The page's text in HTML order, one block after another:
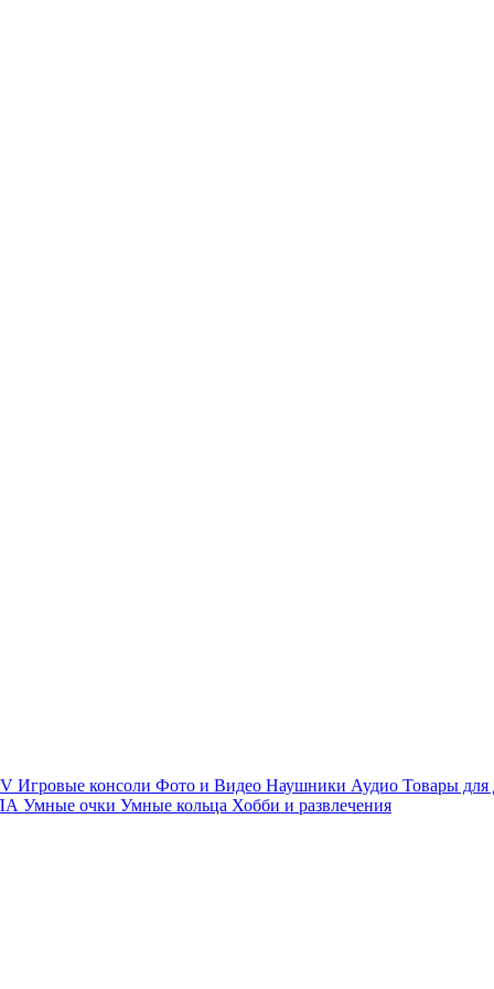
Игровые консоли Фото и Видео Наушники Аудио Товары для
Умные очки Умные кольца Хобби и развлечения